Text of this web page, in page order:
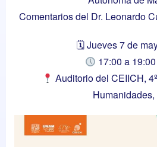
Comentarios del Dr. Leonardo
🗓 Jueves 7 de
17:00 a
Auditorio del CEIICH,
Humanidades,